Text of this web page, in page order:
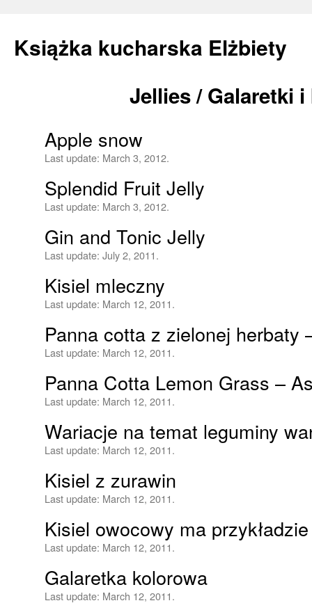
Książka kucharska Elżbiety
content
Jellies / Galaretki
Apple snow
Last update: March 3, 2012.
Splendid Fruit Jelly
Last update: March 3, 2012.
Gin and Tonic Jelly
Last update: July 2, 2011.
Kisiel mleczny
Last update: March 12, 2011.
Panna cotta z zielonej herbaty
Last update: March 12, 2011.
Panna Cotta Lemon Grass –
Last update: March 12, 2011.
Wariacje na temat leguminy
Last update: March 12, 2011.
Kisiel z zurawin
Last update: March 12, 2011.
Kisiel owocowy ma
Last update: March 12, 2011.
Galaretka kolorowa
Last update: March 12, 2011.